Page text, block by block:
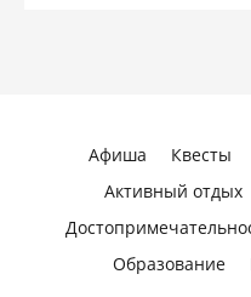
Афиша Квесты
Активный отдых
Образование